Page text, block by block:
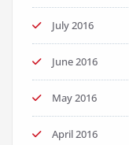
July 2016
June 2016
May 2016
April 2016